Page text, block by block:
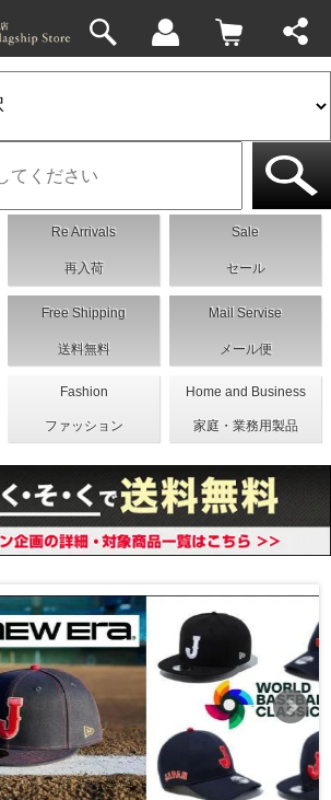
Re Arrivals
再入荷
Sale
セール
Free Shipping
送料無料
Mail Servise
メール便
Fashion
ファッション
Home and Business
家庭・業務用製品